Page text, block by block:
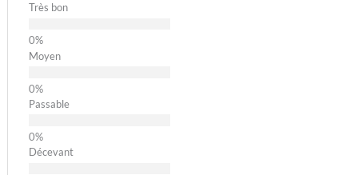
Très bon
Moyen
Passable
Décevant